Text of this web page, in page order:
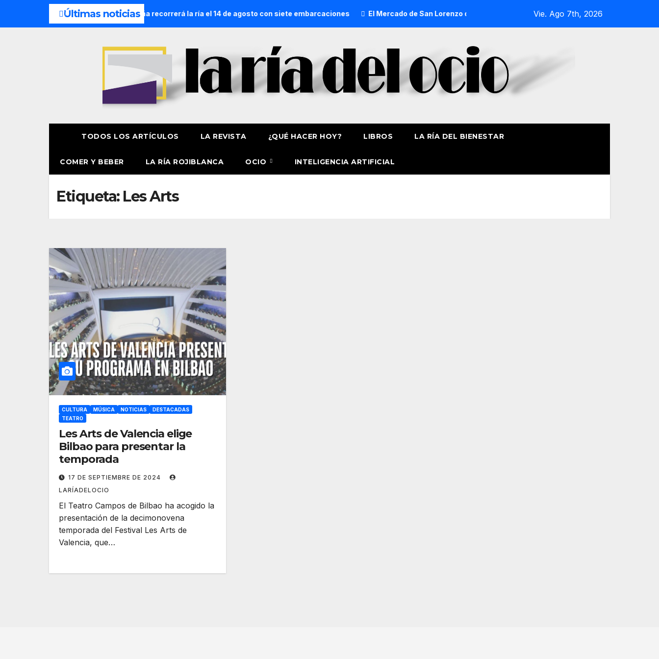
Últimas noticias
Náutica de la Amatxu de Begoña recorrerá la ría el 14 de agosto con siete embarcaciones El Mercado de San Lorenzo de Getxo reunirá a más de 50 productores del País Vasco
Vie. Ago 7th, 2026
TODOS LOS ARTÍCULOS LA REVISTA ¿QUÉ HACER HOY? LIBROS LA RÍA DEL BIENESTAR
COMER Y BEBER LA RÍA ROJIBLANCA OCIO INTELIGENCIA ARTIFICIAL
Etiqueta: Les Arts
CULTURA MÚSICA NOTICIAS
DESTACADAS
TEATRO
Les Arts de Valencia elige
Bilbao para presentar la
temporada
17 DE SEPTIEMBRE DE 2024
LARÍADELOCIO
El Teatro Campos de Bilbao ha acogido la
presentación de la decimonovena
temporada del Festival Les Arts de
Valencia, que…